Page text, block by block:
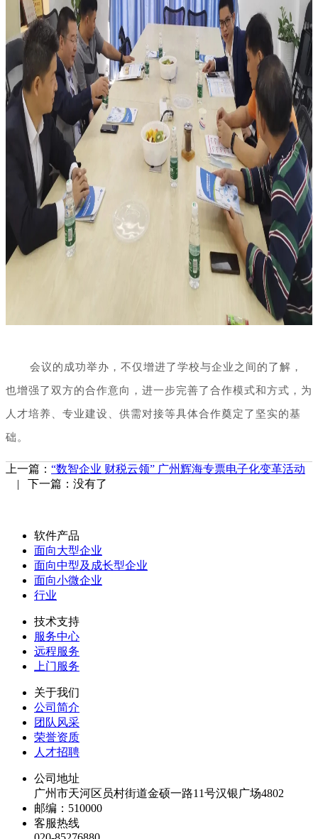
会议的成功举办，不仅增进了学校与企业之间的了解，
也增强了双方的合作意向，进一步完善了合作模式和方式，为
人才培养、专业建设、供需对接等具体合作奠定了坚实的基
础。
上一篇： “数智企业 财税云领” 广州辉海专票电子化变革活动
| 下一篇：没有了
软件产品
面向大型企业
面向中型及成长型企业
面向小微企业
行业
技术支持
服务中心
远程服务
上门服务
关于我们
公司简介
团队风采
荣誉资质
人才招聘
公司地址
广州市天河区员村街道金硕一路11号汉银广场4802
邮编：510000
客服热线